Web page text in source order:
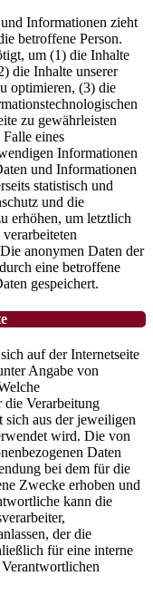
Informationen zieht
betroffene Person.
um (1) die Inhalte
die Inhalte unserer
optimieren, (3) die
zu gewährleisten
eines
Informationen
und Informationen
statistisch und
und die
erhöhen, um letztlich
anonymen Daten der
eine betroffene
gespeichert.
auf der Internetseite
Angabe von
die Verarbeitung
aus der jeweiligen
wird. Die von
Daten
bei dem für die
Zwecke erhoben und
kann die
der die
für eine interne